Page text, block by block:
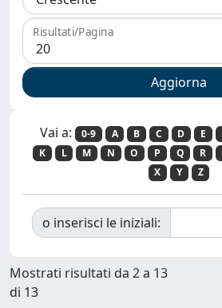
Risultati/Pagina
Vai a: 0-9 A B C D E
K
L M N O P Q R
X
Y Z
o inserisci le iniziali:
Mostrati risultati da 2 a 13
di 13